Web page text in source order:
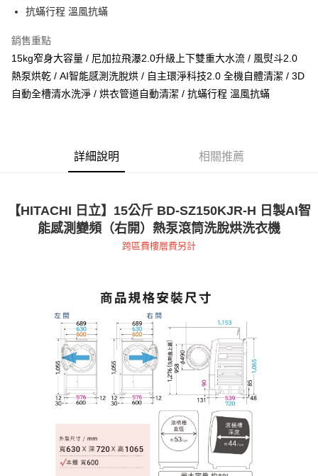
貨到付現給宅配司機 (大家電需貨到付款服務 請電洽0977103621)
抗蟎行程 溫風抗蟎
銷售重點
15kg窄身大容量 / 尼加拉飛瀑2.0升級上下雙重大水流 / 風熨斗2.0
熱泵烘乾 / AI智能感測洗脫烘 / 自主環淨科技2.0 全機自體清潔 / 3D
自動全槽清水洗淨 / 烘衣管道自動清潔 / 抗蟎行程 溫風抗蟎
詳細說明 相關推薦
【HITACHI 日立】15公斤 BD-SZ150KJR-H 日製AI智
能感測變頻（右開）熱泵滾筒洗脫烘洗衣機
跨區費樓層費另計